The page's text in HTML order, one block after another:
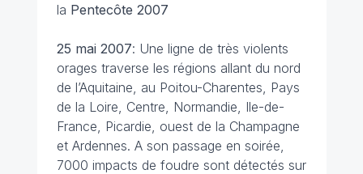
la Pentecôte 2007
25 mai 2007: Une ligne de très violents
orages traverse les régions allant du nord
de l’Aquitaine, au Poitou-Charentes, Pays
de la Loire, Centre, Normandie, Ile-de-
France, Picardie, ouest de la Champagne
et Ardennes. A son passage en soirée,
7000 impacts de foudre sont détectés sur